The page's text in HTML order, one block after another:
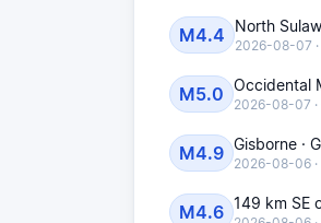
M4.4 North
2026-08-07
M5.0 Occidental
2026-08-07 ·
M4.9 Gisborne ·
2026-08-06 ·
M4.6 149 km SE